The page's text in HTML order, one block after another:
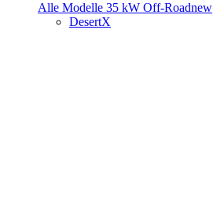
Alle Modelle 35 kW Off-Roadnew
DesertX